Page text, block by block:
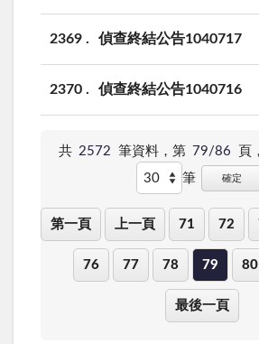
2369 偵查終結公告1040717
2370 偵查終結公告1040716
共 2572 筆資料，第 79/86 頁，
筆
確定
第一頁 上一頁 71 72
76 77 78 79 80
最後一頁